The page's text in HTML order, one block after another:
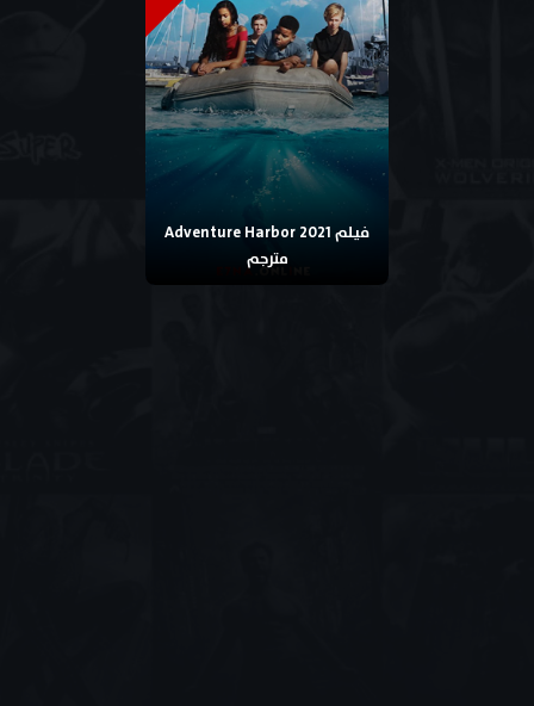
فيلم Adventure Harbor 2021
مترجم